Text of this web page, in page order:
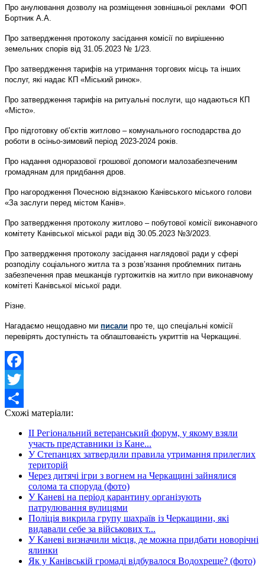
Про анулювання дозволу на розміщення зовнішньої реклами ФОП
Бортник А.А.
Про затвердження протоколу засідання комісії по вирішенню
земельних спорів від 31.05.2023 № 1/23.
Про затвердження тарифів на утримання торгових місць та інших
послуг, які надає КП «Міський ринок».
Про затвердження тарифів на ритуальні послуги, що надаються КП
«Місто».
Про підготовку об’єктів житлово – комунального господарства до
роботи в осіньо-зимовий період 2023-2024 років.
Про надання одноразової грошової допомоги малозабезпеченим
громадянам для придбання дров.
Про нагородження Почесною відзнакою Канівського міського голови
«За заслуги перед містом Канів».
Про затвердження протоколу житлово – побутової комісії виконавчого
комітету Канівської міської ради від 30.05.2023 №3/2023.
Про затвердження протоколу засідання наглядової ради у сфері
розподілу соціального житла та з розв’язання проблемних питань
забезпечення прав мешканців гуртожитків на житло при виконавчому
комітеті Канівської міської ради.
Різне.
Нагадаємо нещодавно ми писали про те, що спеціальні комісії
перевірять доступність та облаштованість укриттів на Черкащині.
Facebook
Twitter
Share
Схожі матеріали:
ІІ Регіональний ветеранський форум, у якому взяли
участь представники із Кане...
У Степанцях затвердили правила утримання прилеглих
територій
Через дитячі ігри з вогнем на Черкащині зайнялися
солома та споруда (фото)
У Каневі на період карантину організують
патрулювання вулицями
Поліція викрила групу шахраїв із Черкащини, які
видавали себе за військових т...
У Каневі визначили місця, де можна придбати новорічні
ялинки
Як у Канівській громаді відбувалося Водохреще? (фото)